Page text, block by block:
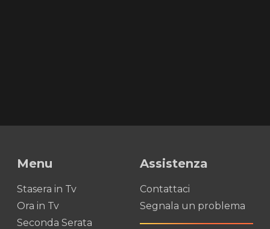
Menu
Stasera in Tv
Ora in Tv
Seconda Serata
Assistenza
Contattaci
Segnala un problema